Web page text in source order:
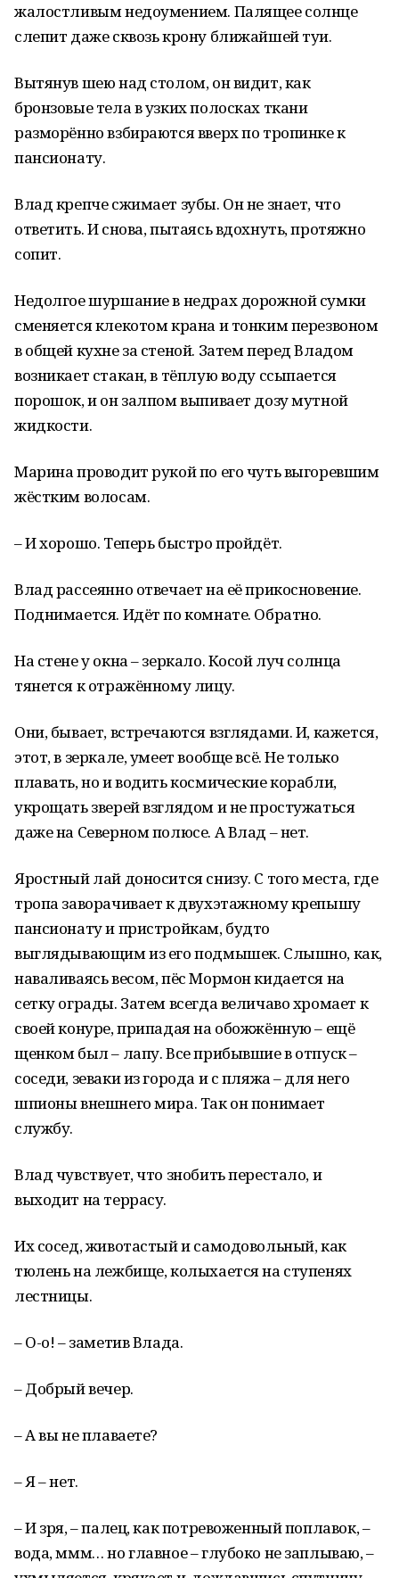
жалостливым недоумением. Палящее солнце
слепит даже сквозь крону ближайшей туи.
Вытянув шею над столом, он видит, как
бронзовые тела в узких полосках ткани
разморённо взбираются вверх по тропинке к
пансионату.
Влад крепче сжимает зубы. Он не знает, что
ответить. И снова, пытаясь вдохнуть, протяжно
сопит.
Недолгое шуршание в недрах дорожной сумки
сменяется клекотом крана и тонким перезвоном
в общей кухне за стеной. Затем перед Владом
возникает стакан, в тёплую воду ссыпается
порошок, и он залпом выпивает дозу мутной
жидкости.
Марина проводит рукой по его чуть выгоревшим
жёстким волосам.
– И хорошо. Теперь быстро пройдёт.
Влад рассеянно отвечает на её прикосновение.
Поднимается. Идёт по комнате. Обратно.
На стене у окна – зеркало. Косой луч солнца
тянется к отражённому лицу.
Они, бывает, встречаются взглядами. И, кажется,
этот, в зеркале, умеет вообще всё. Не только
плавать, но и водить космические корабли,
укрощать зверей взглядом и не простужаться
даже на Северном полюсе. А Влад – нет.
Яростный лай доносится снизу. С того места, где
тропа заворачивает к двухэтажному крепышу
пансионату и пристройкам, будто
выглядывающим из его подмышек. Слышно, как,
наваливаясь весом, пёс Мормон кидается на
сетку ограды. Затем всегда величаво хромает к
своей конуре, припадая на обожжённую – ещё
щенком был – лапу. Все прибывшие в отпуск –
соседи, зеваки из города и с пляжа – для него
шпионы внешнего мира. Так он понимает
службу.
Влад чувствует, что знобить перестало, и
выходит на террасу.
Их сосед, животастый и самодовольный, как
тюлень на лежбище, колыхается на ступенях
лестницы.
– О-о! – заметив Влада.
– Добрый вечер.
– А вы не плаваете?
– Я – нет.
– И зря, – палец, как потревоженный поплавок, –
вода, ммм… но главное – глубоко не заплываю, –